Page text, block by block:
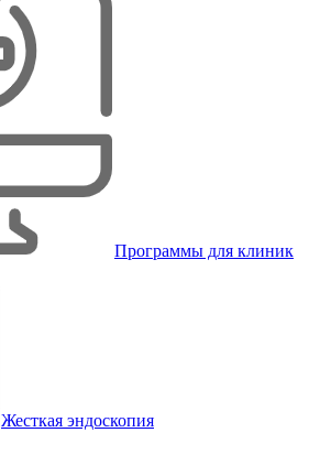
Программы для клиник
Жесткая эндоскопия